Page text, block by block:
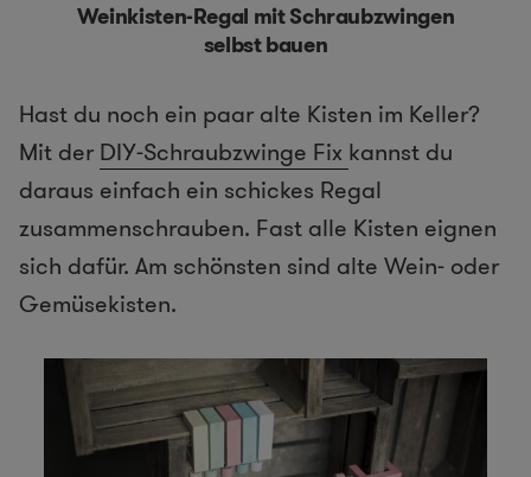
Weinkisten-Regal mit Schraubzwingen
selbst bauen
Hast du noch ein paar alte Kisten im Keller?
Mit der DIY-Schraubzwinge Fix kannst du
daraus einfach ein schickes Regal
zusammenschrauben. Fast alle Kisten eignen
sich dafür. Am schönsten sind alte Wein- oder
Gemüsekisten.